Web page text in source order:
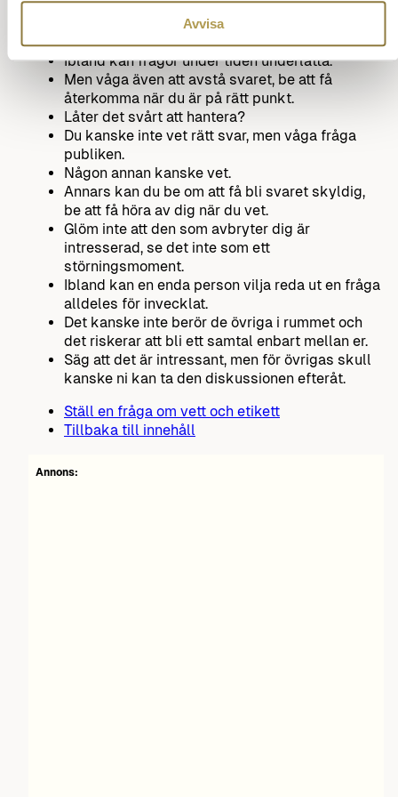
Avvisa
Ibland kan frågor under tiden underlätta.
Men våga även att avstå svaret, be att få
återkomma när du är på rätt punkt.
Låter det svårt att hantera?
Du kanske inte vet rätt svar, men våga fråga
publiken.
Någon annan kanske vet.
Annars kan du be om att få bli svaret skyldig,
be att få höra av dig när du vet.
Glöm inte att den som avbryter dig är
intresserad, se det inte som ett
störningsmoment.
Ibland kan en enda person vilja reda ut en fråga
alldeles för invecklat.
Det kanske inte berör de övriga i rummet och
det riskerar att bli ett samtal enbart mellan er.
Säg att det är intressant, men för övrigas skull
kanske ni kan ta den diskussionen efteråt.
Ställ en fråga om vett och etikett
Tillbaka till innehåll
Annons: